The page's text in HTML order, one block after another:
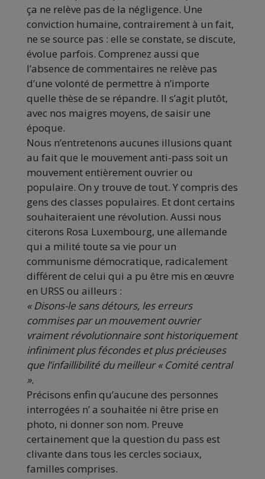
ça ne relève pas de la négligence. Une
conviction humaine, contrairement à un fait,
ne se source pas : elle se constate, se discute,
évolue parfois. Comprenez aussi que
l’absence de commentaires ne relève pas
d’une volonté de permettre à n’importe
quelle thèse de se répandre. Il s’agit plutôt,
avec nos maigres moyens, de saisir une
époque.
Nous n’entretenons aucunes illusions quant
au fait que le mouvement anti-pass soit un
mouvement entièrement ouvrier ou
populaire. On y trouve de tout. Y compris des
gens des classes populaires. Et dont certains
souhaiteraient une révolution. Aussi nous
citerons Rosa Luxembourg, une allemande
qui a milité toute sa vie pour un
communisme démocratique, radicalement
différent de celui qui a pu être mis en œuvre
en URSS ou ailleurs :
« Disons-le sans détours, les erreurs
commises par un mouvement ouvrier
vraiment révolutionnaire sont historiquement
infiniment plus fécondes et plus précieuses
que l’infaillibilité du meilleur « Comité central
».
Précisons enfin qu’aucune des personnes
interrogées n’ a souhaitée ni être prise en
photo, ni donner son nom. Preuve
certainement que la question du pass est
clivante dans tous les cercles sociaux,
familles comprises.